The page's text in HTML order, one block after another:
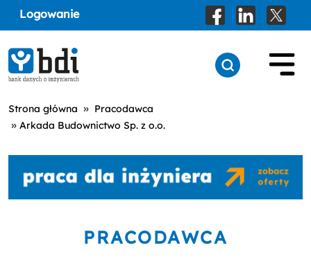
Logowanie
Strona główna » Pracodawca
» Arkada Budownictwo Sp. z o.o.
PRACODAWCA